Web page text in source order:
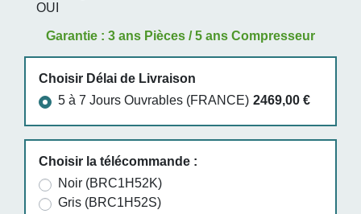
OUI
Garantie : 3 ans Pièces / 5 ans Compresseur
Choisir Délai de Livraison
5 à 7 Jours Ouvrables (FRANCE) 2469,00 €
Choisir la télécommande :
Noir (BRC1H52K)
Gris (BRC1H52S)